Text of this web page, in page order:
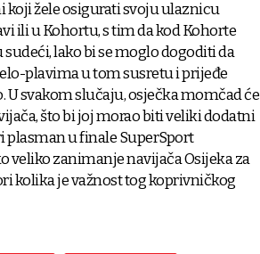
koji žele osigurati svoju ulaznicu
ili u Kohortu, s tim da kod Kohorte
lako bi se moglo dogoditi da
plavima u tom susretu i prijeđe
svakom slučaju, osječka momčad će
što bi joj morao biti veliki dodatni
plasman u finale SuperSport
veliko zanimanje navijača Osijeka za
kolika je važnost tog koprivničkog